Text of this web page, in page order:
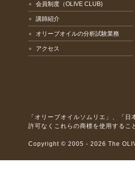
会員制度（OLIVE CLUB)
講師紹介
オリーブオイルの分析試験業務
アクセス
「オリーブオイルソムリエ」、「
許可なくこれらの商標を使用するこ
Copyright © 2005 - 2026 The